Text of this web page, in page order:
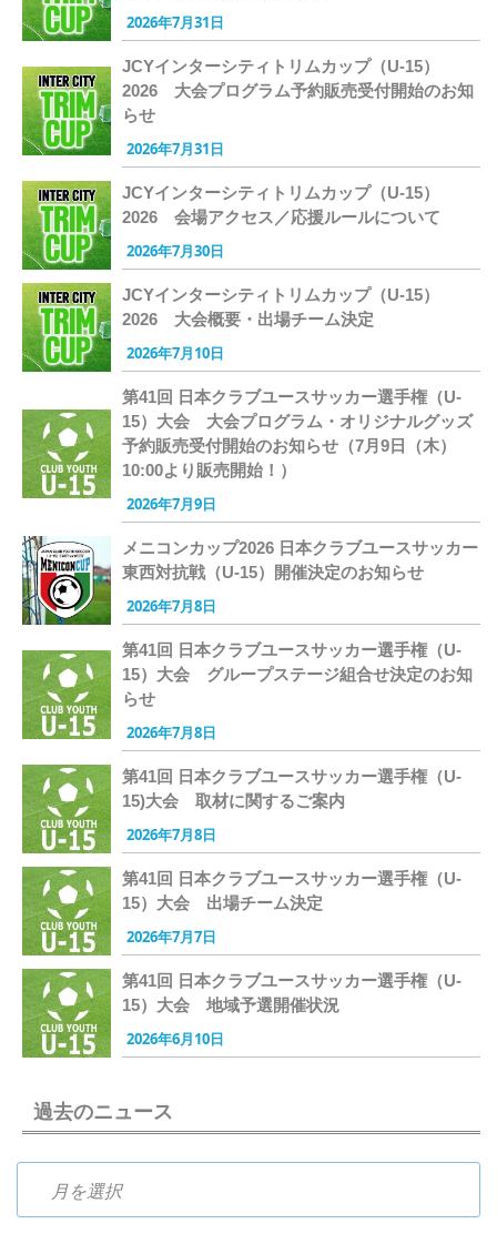
2026年7月31日
JCYインターシティトリムカップ（U-15）
2026 大会プログラム予約販売受付開始のお知
らせ
2026年7月31日
JCYインターシティトリムカップ（U-15）
2026 会場アクセス／応援ルールについて
2026年7月30日
JCYインターシティトリムカップ（U-15）
2026 大会概要・出場チーム決定
2026年7月10日
第41回 日本クラブユースサッカー選手権（U-
15）大会 大会プログラム・オリジナルグッズ
予約販売受付開始のお知らせ（7月9日（木）
10:00より販売開始！）
2026年7月9日
メニコンカップ2026 日本クラブユースサッカー
東西対抗戦（U-15）開催決定のお知らせ
2026年7月8日
第41回 日本クラブユースサッカー選手権（U-
15）大会 グループステージ組合せ決定のお知
らせ
2026年7月8日
第41回 日本クラブユースサッカー選手権（U-
15)大会 取材に関するご案内
2026年7月8日
第41回 日本クラブユースサッカー選手権（U-
15）大会 出場チーム決定
2026年7月7日
第41回 日本クラブユースサッカー選手権（U-
15）大会 地域予選開催状況
2026年6月10日
過去のニュース